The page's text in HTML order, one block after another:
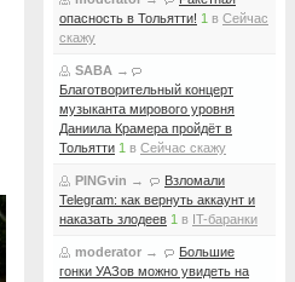
опасность в Тольятти! 1 в Сейчас
скажу
SABA →
Благотворительный концерт
музыканта мирового уровня
Даниила Крамера пройдёт в
Тольятти 1 в Сейчас скажу
PINGvin →
Взломали
Telegram: как вернуть аккаунт и
наказать злодеев 1 в IT-баранки
moderator →
Большие
гонки УАЗов можно увидеть на